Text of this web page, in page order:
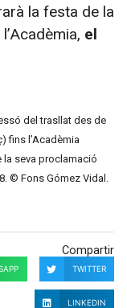
la festa de la
el
del trasllat des de
fins l’Acadèmia
la seva proclamació
© Fons Gómez Vidal.
Compartir
TWITTER
LINKEDIN